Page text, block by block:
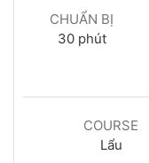
CHUẨN BỊ
30 phút
COURSE
Lẩu